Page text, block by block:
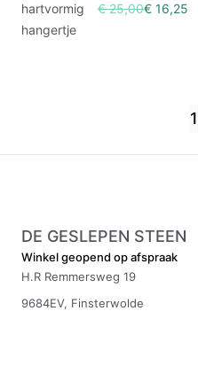
hartvormig
hangertje
€ 25,00€ 16,25
1
DE GESLEPEN STEEN
Winkel geopend op afspraak
H.R Remmersweg 19
9684EV, Finsterwolde